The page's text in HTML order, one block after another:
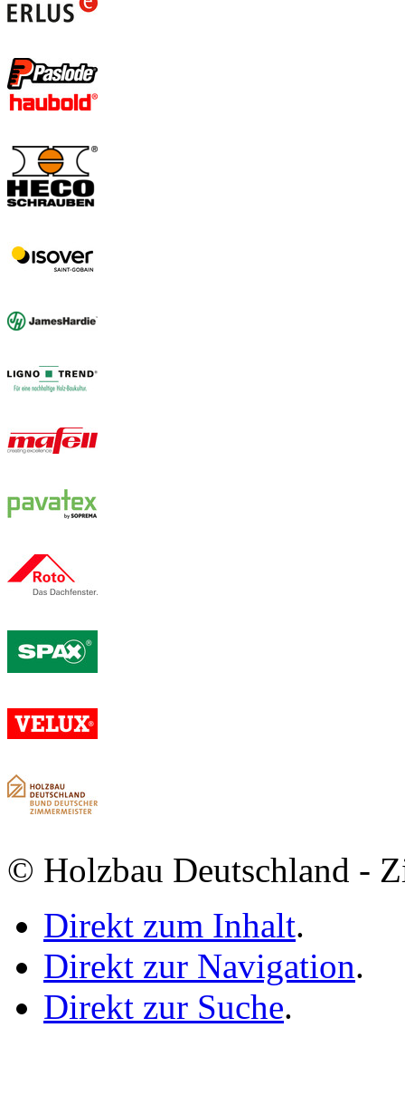
© Holzbau Deutschland -
Direkt zum Inhalt.
Direkt zur Navigation.
Direkt zur Suche.